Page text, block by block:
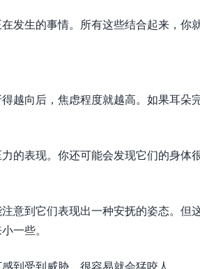
发生的事情。所有这些结合起来，你
越向后，焦虑程度就越高。如果耳朵
的表现。你还可能会发现它们的身体
意到它们表现出一种安抚的姿态。但
一些。